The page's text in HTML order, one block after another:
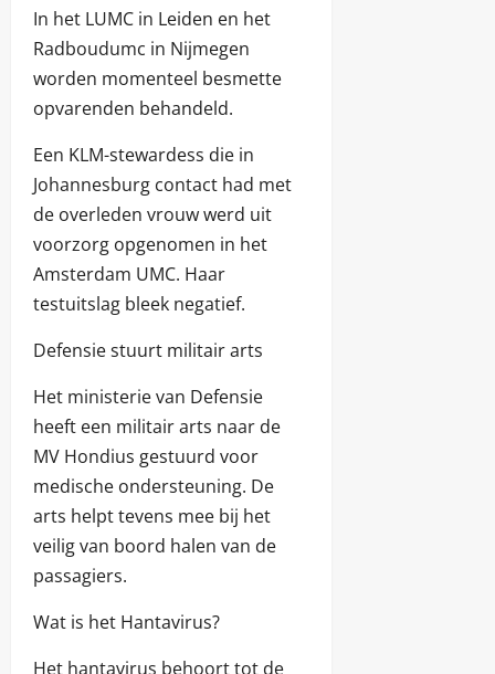
In het LUMC in Leiden en het
Radboudumc in Nijmegen
worden momenteel besmette
opvarenden behandeld.
Een KLM-stewardess die in
Johannesburg contact had met
de overleden vrouw werd uit
voorzorg opgenomen in het
Amsterdam UMC. Haar
testuitslag bleek negatief.
Defensie stuurt militair arts
Het ministerie van Defensie
heeft een militair arts naar de
MV Hondius gestuurd voor
medische ondersteuning. De
arts helpt tevens mee bij het
veilig van boord halen van de
passagiers.
Wat is het Hantavirus?
Het hantavirus behoort tot de